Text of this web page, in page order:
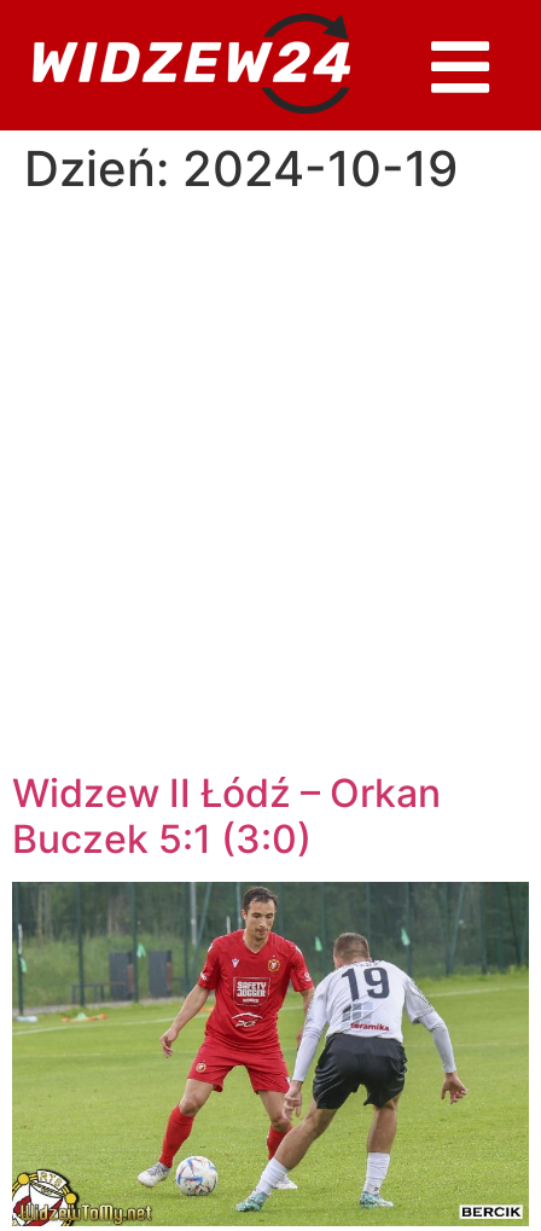
Dzień: 2024-10-19
Widzew II Łódź – Orkan
Buczek 5:1 (3:0)